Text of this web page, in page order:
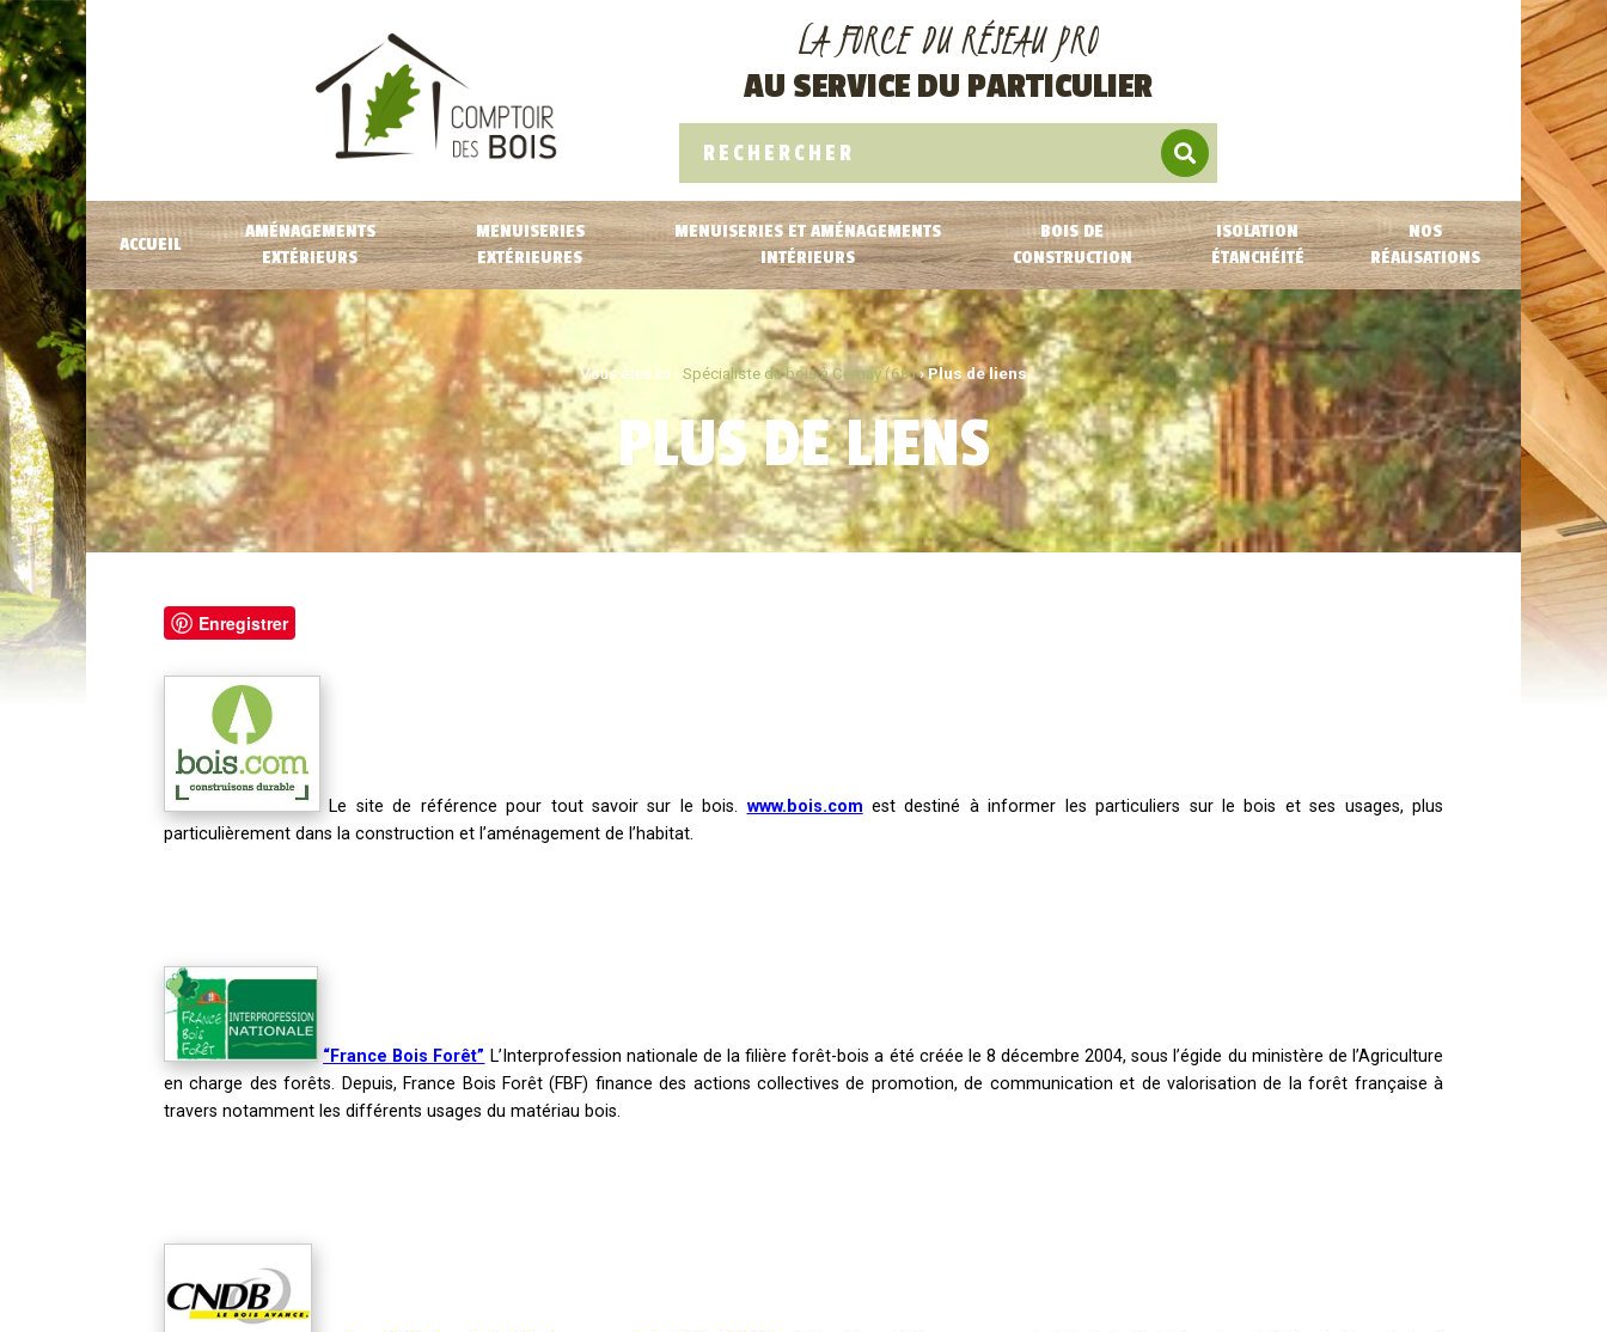
LA FORCE DU RÉSEAU PRO
AU SERVICE DU PARTICULIER
ACCUEIL
AMÉNAGEMENTS
EXTÉRIEURS
MENUISERIES
EXTÉRIEURES
MENUISERIES ET AMÉNAGEMENTS
INTÉRIEURS
BOIS DE
CONSTRUCTION
ISOLATION
ÉTANCHÉITÉ
NOS
RÉALISATIONS
Vous êtes ici › Spécialiste du bois à Cernay (68)›Plus de liens
PLUS DE LIENS
Enregistrer
Le site de référence pour tout savoir sur le bois. www.bois.com est destiné à informer les particuliers sur le bois et ses usages, plus
particulièrement dans la construction et l’aménagement de l’habitat.
“France Bois Forêt” L’Interprofession nationale de la filière forêt-bois a été créée le 8 décembre 2004, sous l’égide du ministère de l’Agriculture
en charge des forêts. Depuis, France Bois Forêt (FBF) finance des actions collectives de promotion, de communication et de valorisation de la forêt française à
travers notamment les différents usages du matériau bois.